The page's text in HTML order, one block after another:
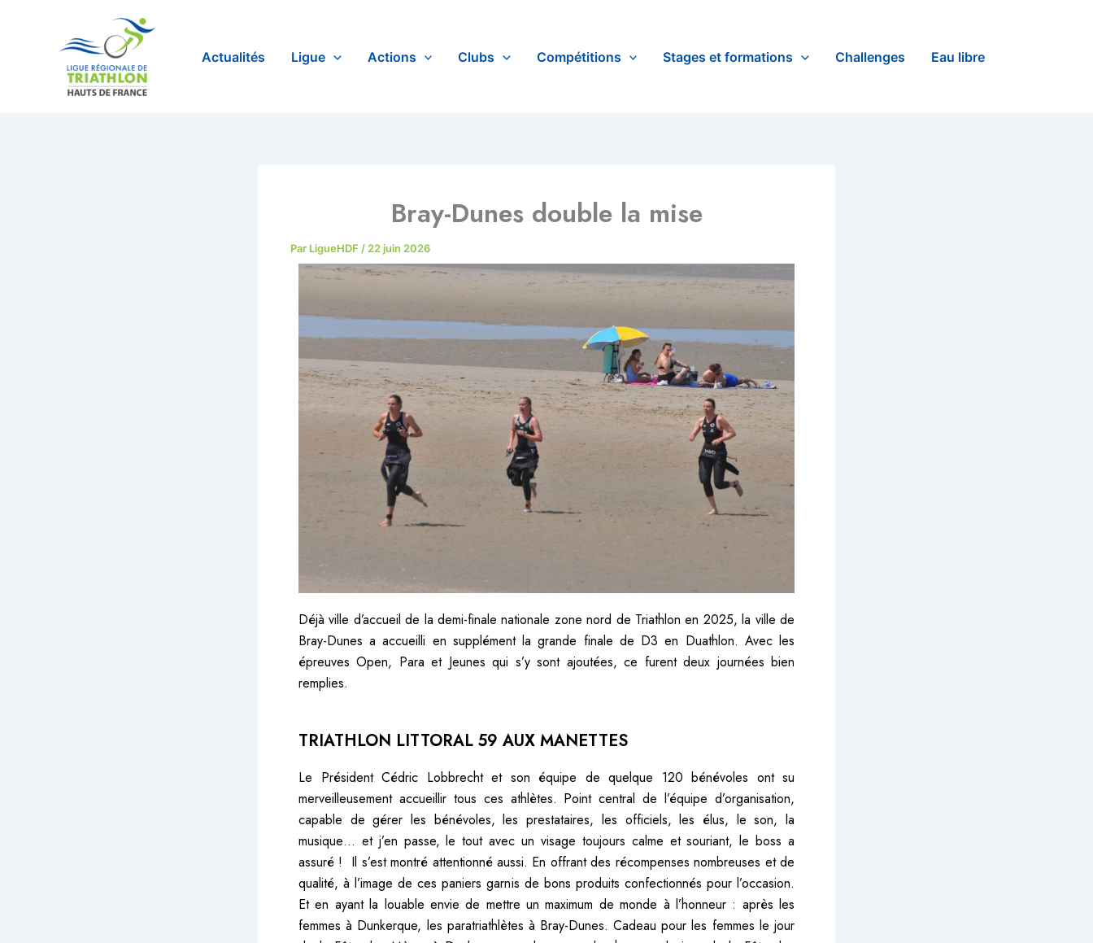
Actualités Ligue Actions Clubs Compétitions Stages et formations Challenges Eau libre
Bray-Dunes double la mise
Par LigueHDF / 22 juin 2026
Déjà ville d’accueil de la demi-finale nationale zone nord de Triathlon en 2025, la ville de
Bray-Dunes a accueilli en supplément la grande finale de D3 en Duathlon. Avec les
épreuves Open, Para et Jeunes qui s’y sont ajoutées, ce furent deux journées bien
remplies.
TRIATHLON LITTORAL 59 AUX MANETTES
Le Président Cédric Lobbrecht et son équipe de quelque 120 bénévoles ont su
merveilleusement accueillir tous ces athlètes. Point central de l’équipe d’organisation,
capable de gérer les bénévoles, les prestataires, les officiels, les élus, le son, la
musique… et j’en passe, le tout avec un visage toujours calme et souriant, le boss a
assuré ! Il s’est montré attentionné aussi. En offrant des récompenses nombreuses et de
qualité, à l’image de ces paniers garnis de bons produits confectionnés pour l’occasion.
Et en ayant la louable envie de mettre un maximum de monde à l’honneur : après les
femmes à Dunkerque, les paratriathlètes à Bray-Dunes. Cadeau pour les femmes le jour